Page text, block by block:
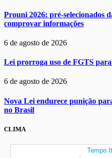
Prouni 2026: pré-selecionados
comprovar informações
6 de agosto de 2026
Lei prorroga uso de FGTS
6 de agosto de 2026
Nova Lei endurece punição
no Brasil
CLIMA